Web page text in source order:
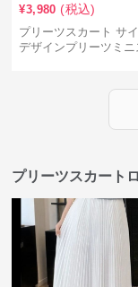
¥3,980 (税込)
プリーツスカート サ
デザインプリーツミニ
プリーツスカート